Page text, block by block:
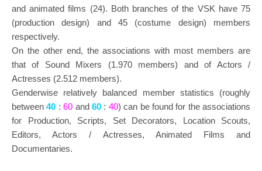
and animated films (24). Both branches of the VSK have 75
(production design) and 45 (costume design) members
respectively.
On the other end, the associations with most members are
that of Sound Mixers (1.970 members) and of Actors /
Actresses (2.512 members).
Genderwise relatively balanced member statistics (roughly
between40 :60 and 60 : 40) can be found for the associations
for Production, Scripts, Set Decorators, Location Scouts,
Editors, Actors / Actresses, Animated Films and
Documentaries.